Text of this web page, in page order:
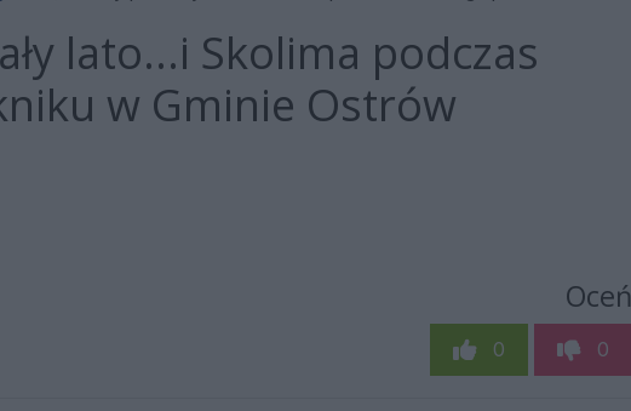
lato...i Skolima podczas
w Gminie Ostrów
Oceń
0 0